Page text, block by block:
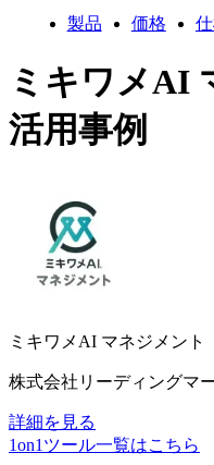
製品 価格
ミキワメAI
活用事例
ミキワメAI マネジメント
株式会社リーディングマ
詳細を見る
1on1ツール一覧はこちら